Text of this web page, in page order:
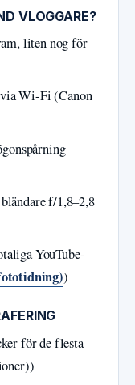
VLOGGARE?
liten nog för
Wi-Fi (Canon
f/1,8–2,8
YouTube-
)
för de flesta